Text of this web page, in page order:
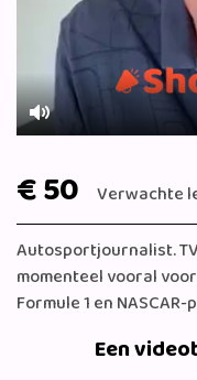
Mute
€ 50 Verwachte
Autosportjournalist.
momenteel vooral
Formule 1 en
Een